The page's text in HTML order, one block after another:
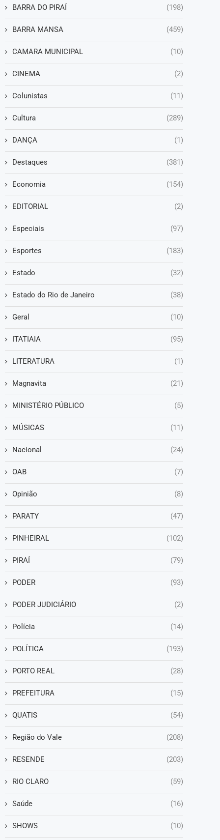
BARRA DO PIRAÍ (198)
BARRA MANSA (459)
CAMARA MUNICIPAL (10)
CINEMA (2)
Colunistas (11)
Cultura (289)
DANÇA (1)
Destaques (381)
Economia (154)
EDITORIAL (2)
Especiais (97)
Esportes (183)
Estado (32)
Estado do Rio de Janeiro (38)
Geral (10)
ITATIAIA (95)
LITERATURA (1)
Magnavita (21)
MINISTÉRIO PÚBLICO (5)
MÚSICAS (11)
Nacional (24)
OAB (7)
Opinião (8)
PARATY (47)
PINHEIRAL (102)
PIRAÍ (79)
PODER (93)
PODER JUDICIÁRIO (2)
Polícia (14)
POLÍTICA (193)
PORTO REAL (28)
PREFEITURA (15)
QUATIS (54)
Região do Vale (208)
RESENDE (203)
RIO CLARO (59)
Saúde (16)
SHOWS (10)